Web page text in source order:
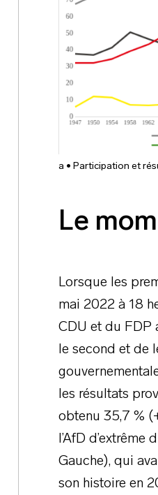
a • Participation et
Le
Lorsque les
mai 2022 à 18
CDU et du FDP
le second et de
les résultats
obtenu 35,7 %
l’AfD
Gauche), qui
son histoire en